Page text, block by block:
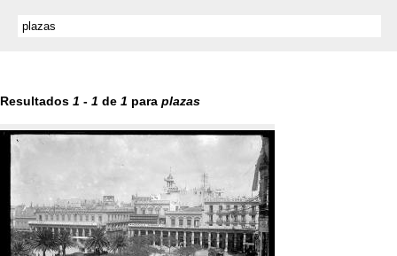
Resultados 1 - 1 de 1 para plazas